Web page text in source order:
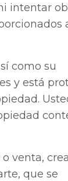
intentar
como su
y está
venta,
que se